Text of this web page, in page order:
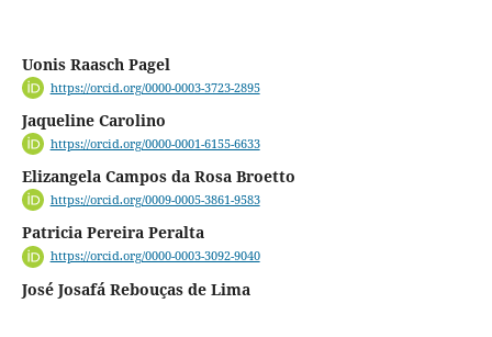
Uonis Raasch Pagel
https://orcid.org/0000-0003-3723-2895
Jaqueline Carolino
https://orcid.org/0000-0001-6155-6633
Elizangela Campos da Rosa Broetto
https://orcid.org/0009-0005-3861-9583
Patricia Pereira Peralta
https://orcid.org/0000-0003-3092-9040
José Josafá Rebouças de Lima